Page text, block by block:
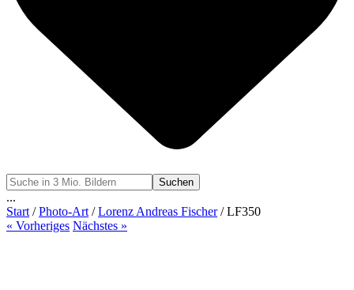
Suchen
...
Start/Photo-Art/Lorenz Andreas Fischer/ LF350
« Vorheriges Nächstes »